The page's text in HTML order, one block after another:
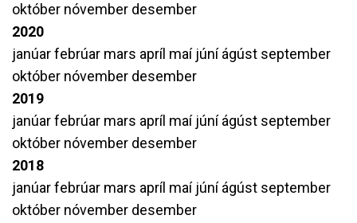
október nóvember desember
2020
janúarfebrúar mars apríl maí júníágúst september
október nóvember desember
2019
janúarfebrúar mars apríl maí júníágúst september
október nóvember desember
2018
janúarfebrúar mars apríl maí júníágúst september
október nóvember desember